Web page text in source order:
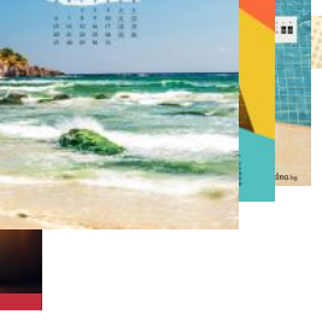
ДНЕС ПРАЗНУВАТ
Кой празнува имен ден
на 9 август